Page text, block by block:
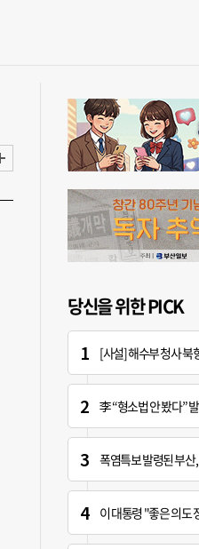
당신을 위한 PICK
[사설] 해수부 청사 북항 시
李 “형소법 안 봤다” 발
폭염특보 발령된 부산
이 대통령 "좋은 의도 정책도